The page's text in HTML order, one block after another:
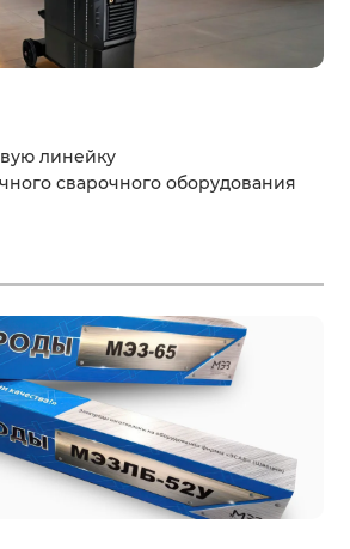
линейку
сварочного оборудования